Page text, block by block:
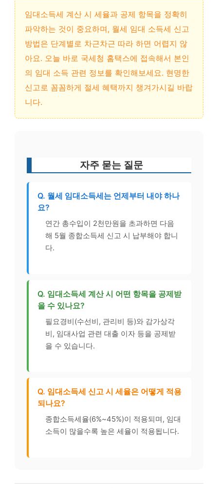
임대소득세 계산 시 세율과 공제 항목을 정확히
파악하는 것이 중요하며, 월세 임대 소득세 신고
방법은 단계별로 차근차근 따라 하면 어렵지 않
아요. 오늘 바로 국세청 홈택스에 접속해서 본인
의 임대 소득 관련 정보를 확인해보세요. 현명한
신고로 꼼꼼하게 절세 혜택까지 챙겨가시길 바랍
니다.
자주 묻는 질문
Q. 월세 임대소득세는 언제부터 내야 하나
요?
연간 총수입이 2천만원을 초과하면 다음
해 5월 종합소득세 신고 시 납부해야 합니
다.
Q. 임대소득세 계산 시 어떤 항목을 공제받
을 수 있나요?
필요경비(수선비, 관리비 등)와 감가상각
비, 임대사업 관련 대출 이자 등을 공제받
을 수 있습니다.
Q. 임대소득세 신고 시 세율은 어떻게 적용
되나요?
종합소득세율(6%~45%)이 적용되며, 임대
소득이 많을수록 높은 세율이 적용됩니다.